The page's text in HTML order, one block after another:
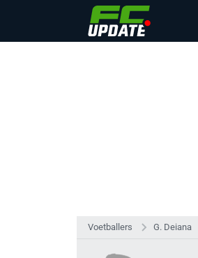
Voetballers G. Deiana